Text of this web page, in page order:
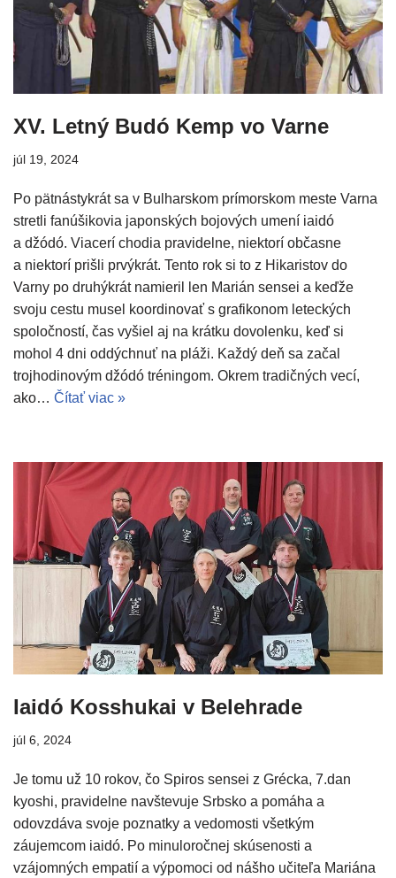
XV. Letný Budó Kemp vo Varne
júl 19, 2024
Po pätnástykrát sa v Bulharskom prímorskom meste Varna
stretli fanúšikovia japonských bojových umení iaidó
a džódó. Viacerí chodia pravidelne, niektorí občasne
a niektorí prišli prvýkrát. Tento rok si to z Hikaristov do
Varny po druhýkrát namieril len Marián sensei a keďže
svoju cestu musel koordinovať s grafikonom leteckých
spoločností, čas vyšiel aj na krátku dovolenku, keď si
mohol 4 dni oddýchnuť na pláži. Každý deň sa začal
trojhodinovým džódó tréningom. Okrem tradičných vecí,
ako… Čítať viac »
Iaidó Kosshukai v Belehrade
júl 6, 2024
Je tomu už 10 rokov, čo Spiros sensei z Grécka, 7.dan
kyoshi, pravidelne navštevuje Srbsko a pomáha a
odovzdáva svoje poznatky a vedomosti všetkým
záujemcom iaidó. Po minuloročnej skúsenosti a
vzájomných empatií a výpomoci od nášho učiteľa Mariána